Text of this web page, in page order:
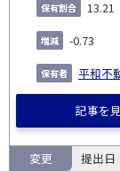
13.21
-0.73
平和不
記事を
変更